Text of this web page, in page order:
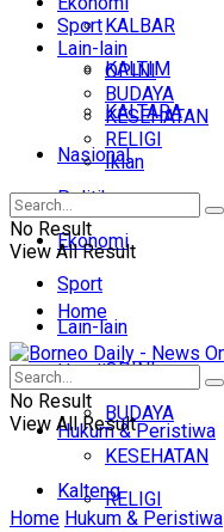
KALBAR
KALTIM
KALTARA
Nasional
Politik
Ekonomi
Sport
Lain-lain
OPINI
BUDAYA
KESEHATAN
RELIGI
Sport
Lain-lain
OPINI
BUDAYA
KESEHATAN
RELIGI
Iklan
No Result
View All Result
Home
Headline
Hukum & Peristiwa
Kalteng
No Result
View All Result
Home Hukum & Peristiwa